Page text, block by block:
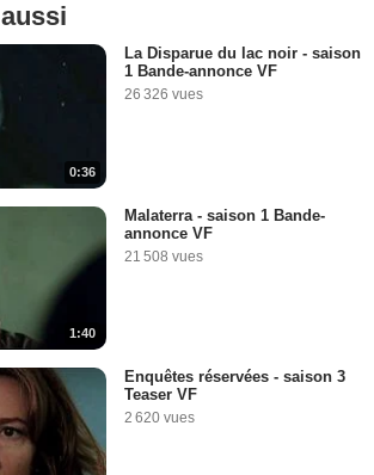
0:36
La Disparue du lac noir - saison
1 Bande-annonce VF
26 326 vues
1:40
Malaterra - saison 1 Bande-
annonce VF
21 508 vues
Enquêtes réservées - saison 3
Teaser VF
2 620 vues